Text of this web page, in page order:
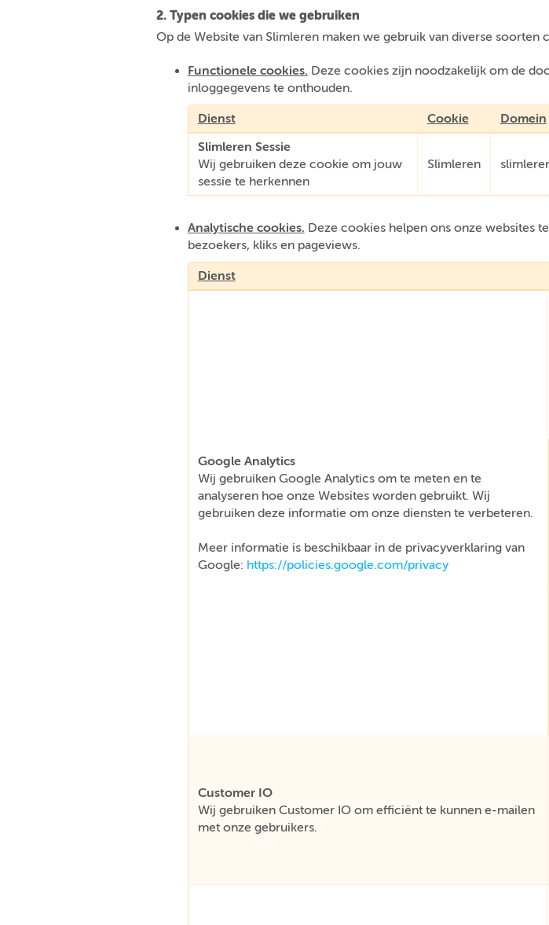
2. Typen cookies die we gebruiken
Op de Website van Slimleren maken we gebruik van diverse soorten
Functionele cookies. Deze cookies zijn noodzakelijk om de
inloggegevens te onthouden.
Dienst Cookie Domein
Slimleren Sessie
Wij gebruiken deze cookie om jouw
sessie te herkennen
Slimleren
Analytische cookies. Deze cookies helpen ons onze websites
bezoekers, kliks en pageviews.
Dienst
Google Analytics
Wij gebruiken Google Analytics om te meten en te
analyseren hoe onze Websites worden gebruikt. Wij
gebruiken deze informatie om onze diensten te verbeteren.
Meer informatie is beschikbaar in de privacyverklaring van
Google: https://policies.google.com/privacy
Customer IO
Wij gebruiken Customer IO om efficiënt te kunnen e-mailen
met onze gebruikers.